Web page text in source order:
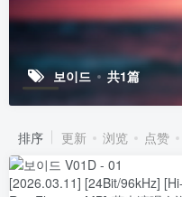
보이드 共1篇
排序 更新 浏览 点赞